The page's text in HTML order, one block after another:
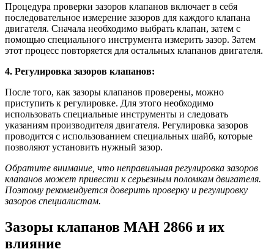
Процедура проверки зазоров клапанов включает в себя
последовательное измерение зазоров для каждого клапана
двигателя. Сначала необходимо выбрать клапан, затем с
помощью специального инструмента измерить зазор. Затем
этот процесс повторяется для остальных клапанов двигателя.
4. Регулировка зазоров клапанов:
После того, как зазоры клапанов проверены, можно
приступить к регулировке. Для этого необходимо
использовать специальные инструменты и следовать
указаниям производителя двигателя. Регулировка зазоров
проводится с использованием специальных шайб, которые
позволяют установить нужный зазор.
Обратите внимание, что неправильная регулировка зазоров
клапанов может привести к серьезным поломкам двигателя.
Поэтому рекомендуется доверить проверку и регулировку
зазоров специалистам.
Зазоры клапанов МАН 2866 и их
влияние